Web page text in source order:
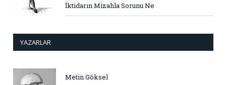
İktidarın Mizahla Sorunu Ne
YAZARLAR
Metin Göksel